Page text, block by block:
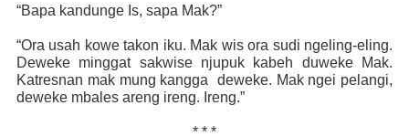
“Bapa kandunge Is, sapa Mak?”
“Ora usah kowe takon iku. Mak wis ora sudi ngeling-eling.
Deweke minggat sakwise njupuk kabeh duweke Mak.
Katresnan mak mung kangga
deweke. Mak ngei pelangi,
deweke mbales areng ireng. Ireng.”
* * *